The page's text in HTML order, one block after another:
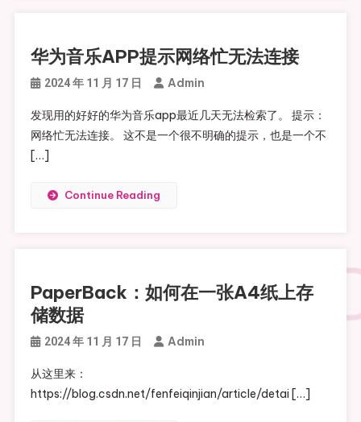
华为音乐APP提示网络忙无法连接
2024 年 11 月 17 日 Admin
发现用的好好的华为音乐app最近几天无法检索了。 提示：
网络忙无法连接。 这不是一个很不明确的提示，也是一个不
[…]
Continue Reading
PaperBack：如何在一张A4纸上存
储数据
2024 年 11 月 17 日 Admin
从这里来：
https://blog.csdn.net/fenfeiqinjian/article/detai […]